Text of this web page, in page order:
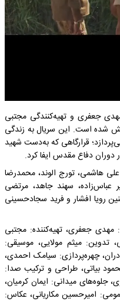
جعفری و تهیه‌کنندگی مجتبی
شده است. این سریال به زندگی
قرارگاهی که به‌دست شهید
دفاع مقدس ایفا کرد.
هاشمی، تورج الوند، محمدرضا
عباس‌زاده، سهند جاهد، مرتضی
رویا افشار و فرید سجادحسینی
مهدی جعفری، تهیه‌کننده: مجتبی
تدوین: میثم مولایی، موسیقی:
چهره‌پردازی: سیامک احمدی،
بیاتی، طراحی و ترکیب صدا:
جلوه‌های میدانی: ایمان کرمیان،
امیرحسین مکاریانی، عکاس: